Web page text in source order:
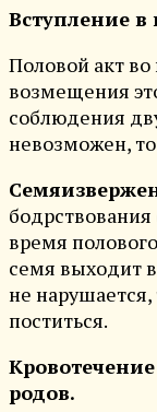
Вступление
Половой акт во
возмещения
соблюдения
невозможен,
время
семя выходит
не
поститься.
родов.